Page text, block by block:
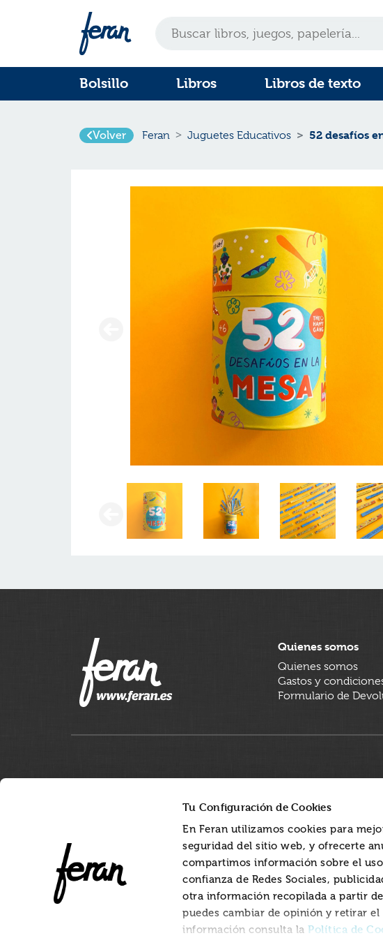
Tu Configuración de Cookies
En Feran utilizamos cookies para
seguridad del sitio web, y ofrecerte
compartimos información sobre el
confianza de Redes Sociales,
otra información recopilada a partir
puedes cambiar de opinión y retirar
información consulta laPolítica de
Bolsillo Libros Libros de texto
Volver Feran Juguetes Educativos 52 desafíos
Quienes somos
Quienes somos
Gastos y
Formulario de